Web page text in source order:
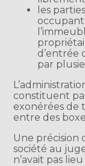
les
d’entrée
par
constituent
exonérées de
entre des
Une
société au
n’avait pas lieu